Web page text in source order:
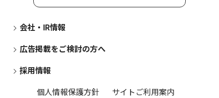
会社・IR情報
広告掲載をご検討の方へ
採用情報
個人情報保護方針
サイトご利用案内